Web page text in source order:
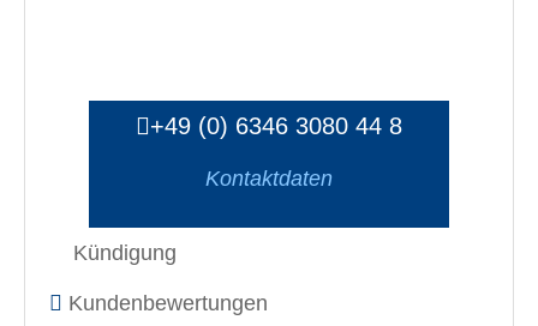
+49 (0) 6346 3080 44 8
Kontaktdaten
Kündigung
Kundenbewertungen